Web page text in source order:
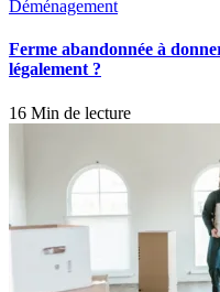
Déménagement
Ferme abandonnée à
légalement ?
16 Min de lecture